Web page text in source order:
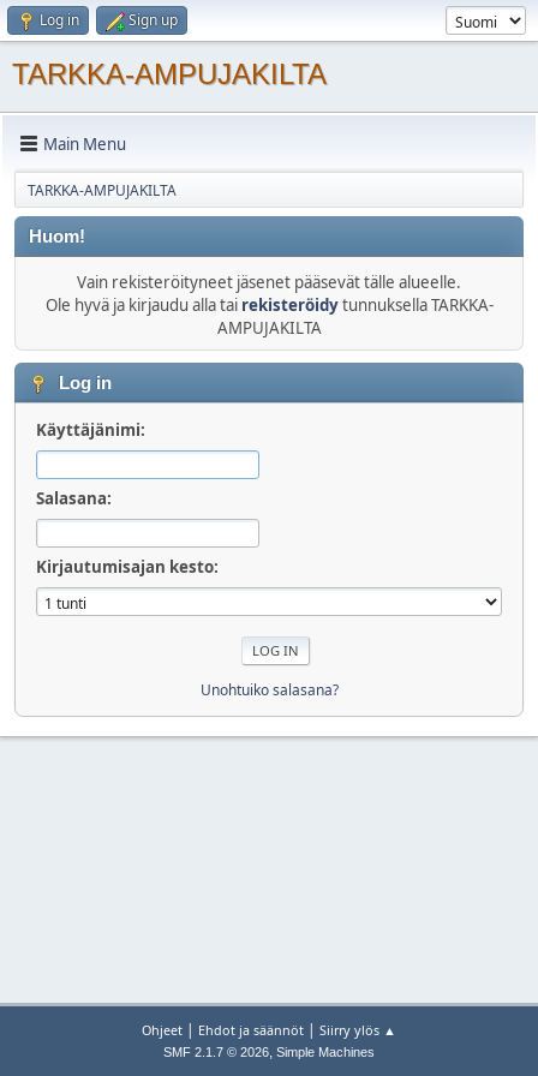
Log in Sign up
TARKKA-AMPUJAKILTA
Main Menu
TARKKA-AMPUJAKILTA
Huom!
Vain rekisteröityneet jäsenet pääsevät tälle alueelle.
Ole hyvä ja kirjaudu alla tai rekisteröidytunnuksella TARKKA-
AMPUJAKILTA
Log in
Käyttäjänimi:
Salasana:
Kirjautumisajan kesto:
Unohtuiko salasana?
Ohjeet | Ehdot ja säännöt | Siirry ylös ▲
SMF 2.1.7 © 2026, Simple Machines